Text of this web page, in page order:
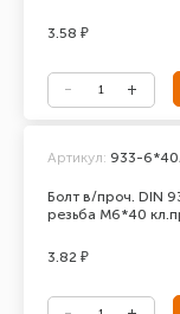
3.58 ₽
Болт в/проч. DIN
резьба М6*40
Артикул: 933-
3.82 ₽